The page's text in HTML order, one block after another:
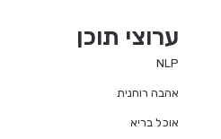
ערוצי תוכן
NLP
אהבה רוחנית
אוכל בריא